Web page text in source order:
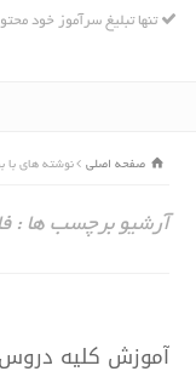
تنها تبلیغ سرآموز خود
صفحه اصلی نوشته های
آرشیو برچسب ها :
آموزش کلیه دروس